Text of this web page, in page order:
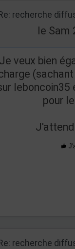
recherche
le Sam
Je veux bien
leboncoin35
pour
recherche